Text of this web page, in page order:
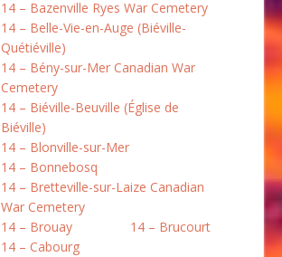
14 – Bazenville Ryes War Cemetery
14 – Belle-Vie-en-Auge (Biéville-
Quétiéville)
14 – Bény-sur-Mer Canadian War
Cemetery
14 – Biéville-Beuville (Église de
Biéville)
14 – Blonville-sur-Mer
14 – Bonnebosq
14 – Bretteville-sur-Laize Canadian
War Cemetery
14 – Brouay
14 – Brucourt
14 – Cabourg